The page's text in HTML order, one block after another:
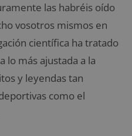
las habréis oído
vosotros mismos en
científica ha tratado
lo más ajustada a la
y leyendas tan
como el